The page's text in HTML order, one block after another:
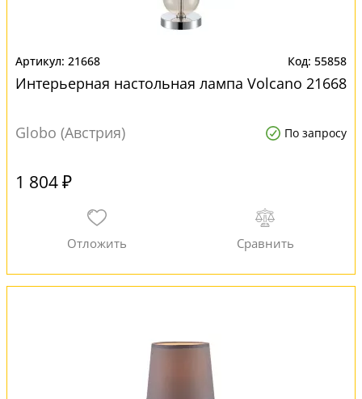
21668 55858
Интерьерная настольная лампа Volcano 21668
Globo (Австрия) По запросу
1 804 ₽